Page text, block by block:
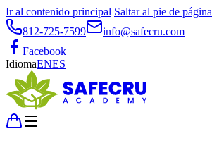
Ir al contenido principal Saltar al pie de página
812-725-7599
info@safecru.com
Facebook
IdiomaENES